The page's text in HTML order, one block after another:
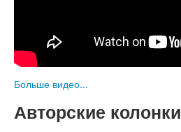
Больше видео...
Авторские колонки